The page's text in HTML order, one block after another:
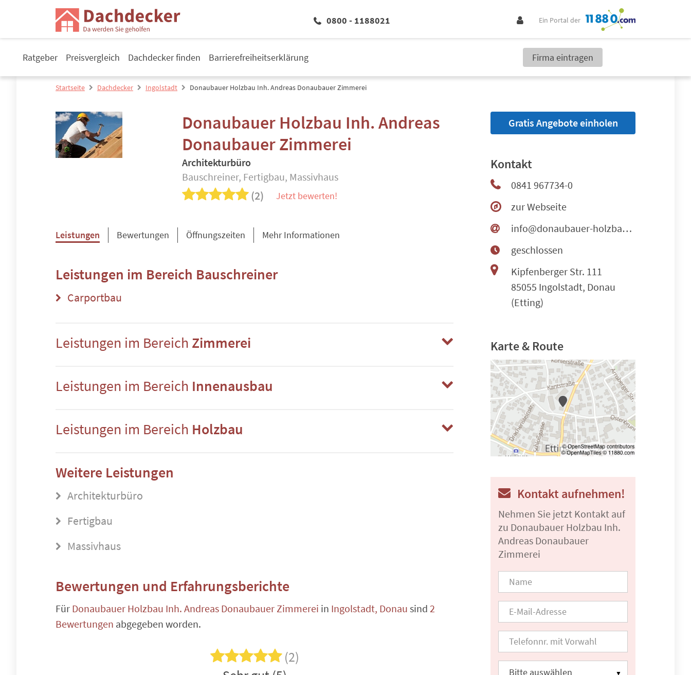
0800 - 1188021 Ein Portal der
Ratgeber Preisvergleich Dachdecker finden Barrierefreiheitserklärung Firma eintragen
Startseite Dachdecker Ingolstadt Donaubauer Holzbau Inh. Andreas Donaubauer Zimmerei
Donaubauer Holzbau Inh. Andreas
Donaubauer Zimmerei
Architekturbüro
Bauschreiner, Fertigbau, Massivhaus
(2) Jetzt bewerten!
Leistungen Bewertungen Öffnungszeiten Mehr Informationen
Leistungen im Bereich Bauschreiner
Carportbau
Leistungen im Bereich Zimmerei
Leistungen im Bereich Innenausbau
Leistungen im Bereich Holzbau
Weitere Leistungen
Architekturbüro
Fertigbau
Massivhaus
Bewertungen und Erfahrungsberichte
Für Donaubauer Holzbau Inh. Andreas Donaubauer Zimmerei in Ingolstadt, Donau sind 2
Bewertungen abgegeben worden.
(2)
Gratis Angebote einholen
Kontakt
0841 967734-0
zur Webseite
info@donaubauer-holzbau.de
geschlossen
Kipfenberger Str. 111
85055 Ingolstadt, Donau
(Etting)
Karte & Route
Kontakt aufnehmen!
Nehmen Sie jetzt Kontakt auf
zu Donaubauer Holzbau Inh.
Andreas Donaubauer
Zimmerei